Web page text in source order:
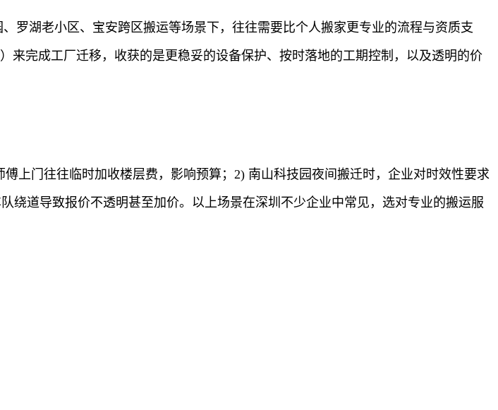
罗湖老小区、宝安跨区搬运等场景下，往往需要比个人搬家更专业的流程与资质支
完成工厂迁移，收获的是更稳妥的设备保护、按时落地的工期控制，以及透明的价
上门往往临时加收楼层费，影响预算；2) 南山科技园夜间搬迁时，企业对时效性要求
绕道导致报价不透明甚至加价。以上场景在深圳不少企业中常见，选对专业的搬运服